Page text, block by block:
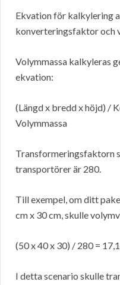
Ekvation för kalkylering
konverteringsfaktor och
Volymmassa kalkyleras
ekvation:
(Längd x bredd x höjd) /
Volymmassa
Transformeringsfaktorn
transportörer är 280.
Till exempel, om ditt
cm x 30 cm, skulle
(50 x 40 x 30) / 280 =
I detta scenario skulle